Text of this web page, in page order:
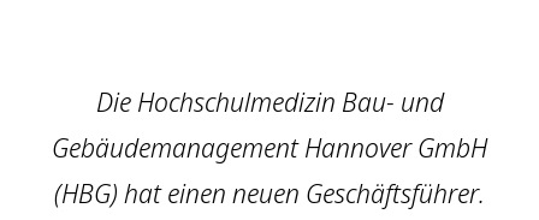
Die Hochschulmedizin Bau- und
Gebäudemanagement Hannover GmbH
(HBG) hat einen neuen Geschäftsführer.